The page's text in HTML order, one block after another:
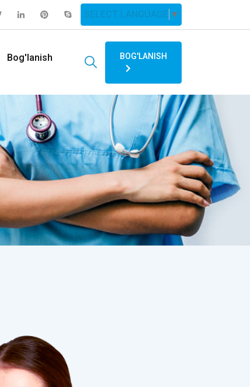
SELECT LANGUAGE ▼
Bog'lanish BOG'LANISH